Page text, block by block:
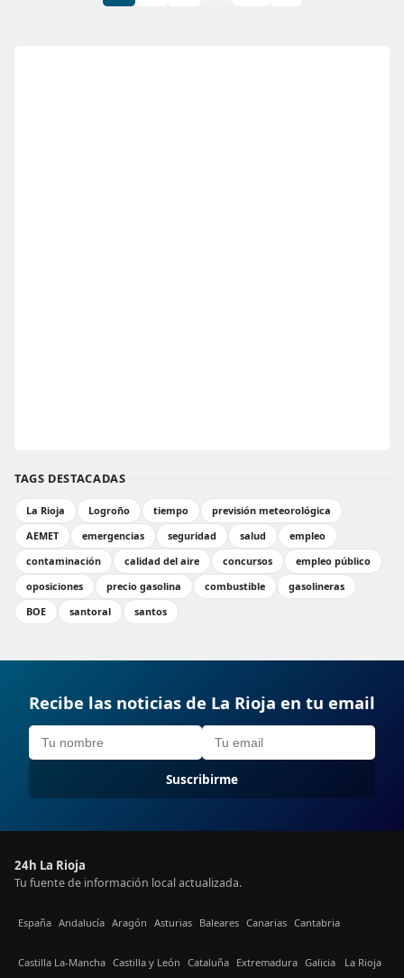
TAGS DESTACADAS
La Rioja Logroño tiempo
previsión meteorológica
AEMET
emergencias seguridad salud
empleo
contaminación
calidad del aire concursos
empleo público
oposiciones
precio gasolina combustible
gasolineras
BOE
santoral santos
Recibe las noticias de La Rioja en tu email
Suscribirme
24h La Rioja
Tu fuente de información local actualizada.
España Andalucía Aragón Asturias Baleares Canarias Cantabria
Castilla La-Mancha Castilla y León Cataluña Extremadura Galicia La Rioja